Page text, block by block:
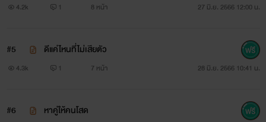
4.2k 1 8 หน้า 27 มิ.ย. 2566 12:00 น.
#5 ดีแค่ไหนที่ไม่เสียตัว
4.3k 1 7 หน้า 28 มิ.ย. 2566 10:41 น.
#6 หาคู่ให้คนโสด